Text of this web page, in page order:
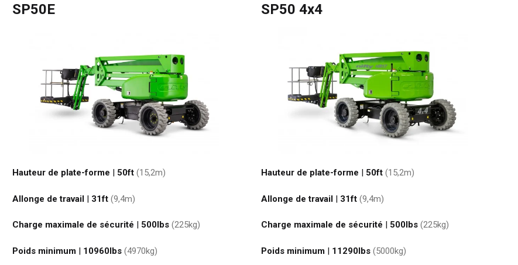
SP50E
Hauteur de plate-forme | 50ft (15,2m)
Allonge de travail| 31ft (9,4m)
Charge maximale de sécurité 500lbs (225kg)
Poids minimum| 10960lbs (4970kg)
SP50 4x4
Hauteur de plate-forme | 50ft (15,2m)
Allonge de travail| 31ft (9,4m)
Charge maximale de sécurité 500lbs (225kg)
Poids minimum| 11290lbs (5000kg)